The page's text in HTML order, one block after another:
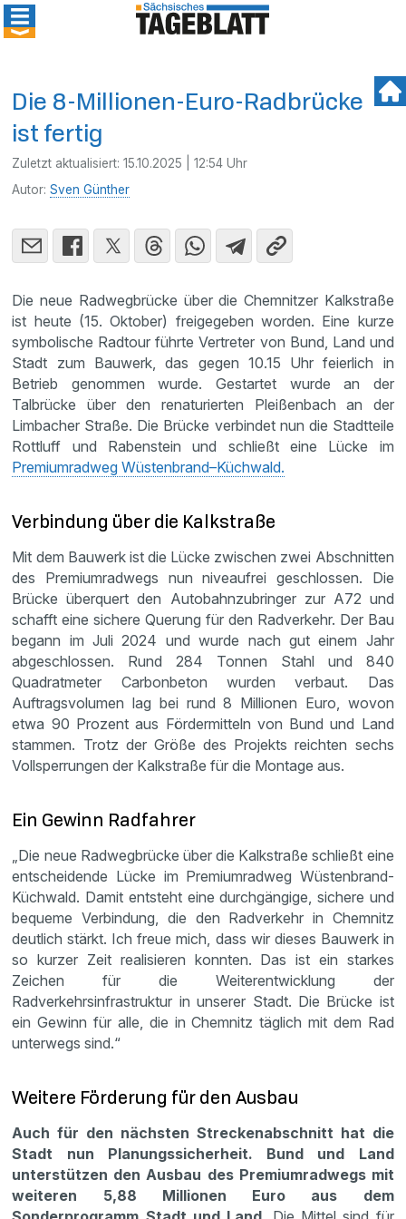
Die 8-Millionen-Euro-Radbrücke
ist fertig
Zuletzt aktualisiert:15.10.2025 | 12:54 Uhr
Autor:Sven Günther
Die neue Radwegbrücke über die Chemnitzer Kalkstraße
ist heute (15. Oktober) freigegeben worden. Eine kurze
symbolische Radtour führte Vertreter von Bund, Land und
Stadt zum Bauwerk, das gegen 10.15 Uhr feierlich in
Betrieb genommen wurde. Gestartet wurde an der
Talbrücke über den renaturierten Pleißenbach an der
Limbacher Straße. Die Brücke verbindet nun die Stadtteile
Rottluff und Rabenstein und schließt eine Lücke im
Premiumradweg Wüstenbrand–Küchwald.
Verbindung über die Kalkstraße
Mit dem Bauwerk ist die Lücke zwischen zwei Abschnitten
des Premiumradwegs nun niveaufrei geschlossen. Die
Brücke überquert den Autobahnzubringer zur A72 und
schafft eine sichere Querung für den Radverkehr. Der Bau
begann im Juli 2024 und wurde nach gut einem Jahr
abgeschlossen. Rund 284 Tonnen Stahl und 840
Quadratmeter Carbonbeton wurden verbaut. Das
Auftragsvolumen lag bei rund 8 Millionen Euro, wovon
etwa 90 Prozent aus Fördermitteln von Bund und Land
stammen. Trotz der Größe des Projekts reichten sechs
Vollsperrungen der Kalkstraße für die Montage aus.
Ein Gewinn Radfahrer
„Die neue Radwegbrücke über die Kalkstraße schließt eine
entscheidende Lücke im Premiumradweg Wüstenbrand-
Küchwald. Damit entsteht eine durchgängige, sichere und
bequeme Verbindung, die den Radverkehr in Chemnitz
deutlich stärkt. Ich freue mich, dass wir dieses Bauwerk in
so kurzer Zeit realisieren konnten. Das ist ein starkes
Zeichen für die Weiterentwicklung der
Radverkehrsinfrastruktur in unserer Stadt. Die Brücke ist
ein Gewinn für alle, die in Chemnitz täglich mit dem Rad
unterwegs sind.“
Weitere Förderung für den Ausbau
Auch für den nächsten Streckenabschnitt hat die
Stadt nun Planungssicherheit. Bund und Land
unterstützen den Ausbau des Premiumradwegs mit
weiteren 5,88 Millionen Euro aus dem